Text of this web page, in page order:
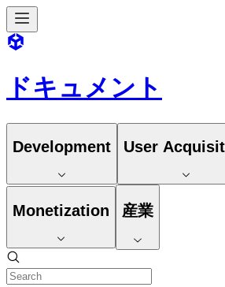
ドキュメント
Development User
Monetization 産業